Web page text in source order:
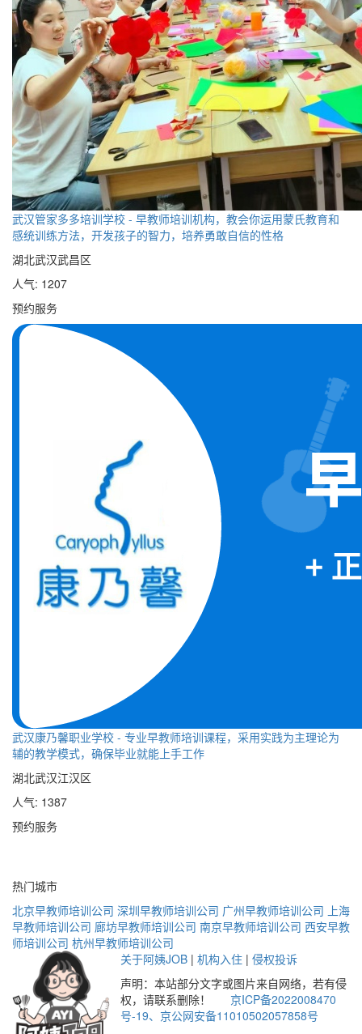
武汉管家多多培训学校 - 早教师培训机构，教会你运用蒙氏教育和
感统训练方法，开发孩子的智力，培养勇敢自信的性格
湖北武汉武昌区
人气: 1207
预约服务
武汉康乃馨职业学校 - 专业早教师培训课程，采用实践为主理论为
辅的教学模式，确保毕业就能上手工作
湖北武汉江汉区
人气: 1387
预约服务
热门城市
北京早教师培训公司 深圳早教师培训公司 广州早教师培训公司 上海
早教师培训公司 廊坊早教师培训公司 南京早教师培训公司 西安早教
师培训公司 杭州早教师培训公司
关于阿姨JOB | 机构入住 | 侵权投诉
声明：本站部分文字或图片来自网络，若有侵
权，请联系删除！ 京ICP备2022008470
号-19、 京公网安备11010502057858号